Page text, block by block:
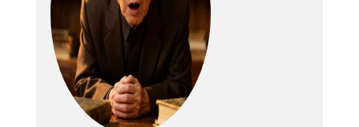
universelle de 50,8
mm de diamètre,
vous pouvez
simplement
connecter le
chariot à l'attelage
des remorques